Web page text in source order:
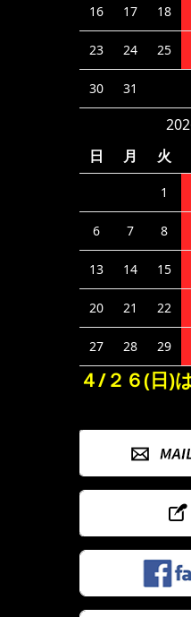
16 17 18
23 24 25
30 31
日
月 火
1
6 7 8
13 14 15
20 21 22
27 28 29
４/２６(日)